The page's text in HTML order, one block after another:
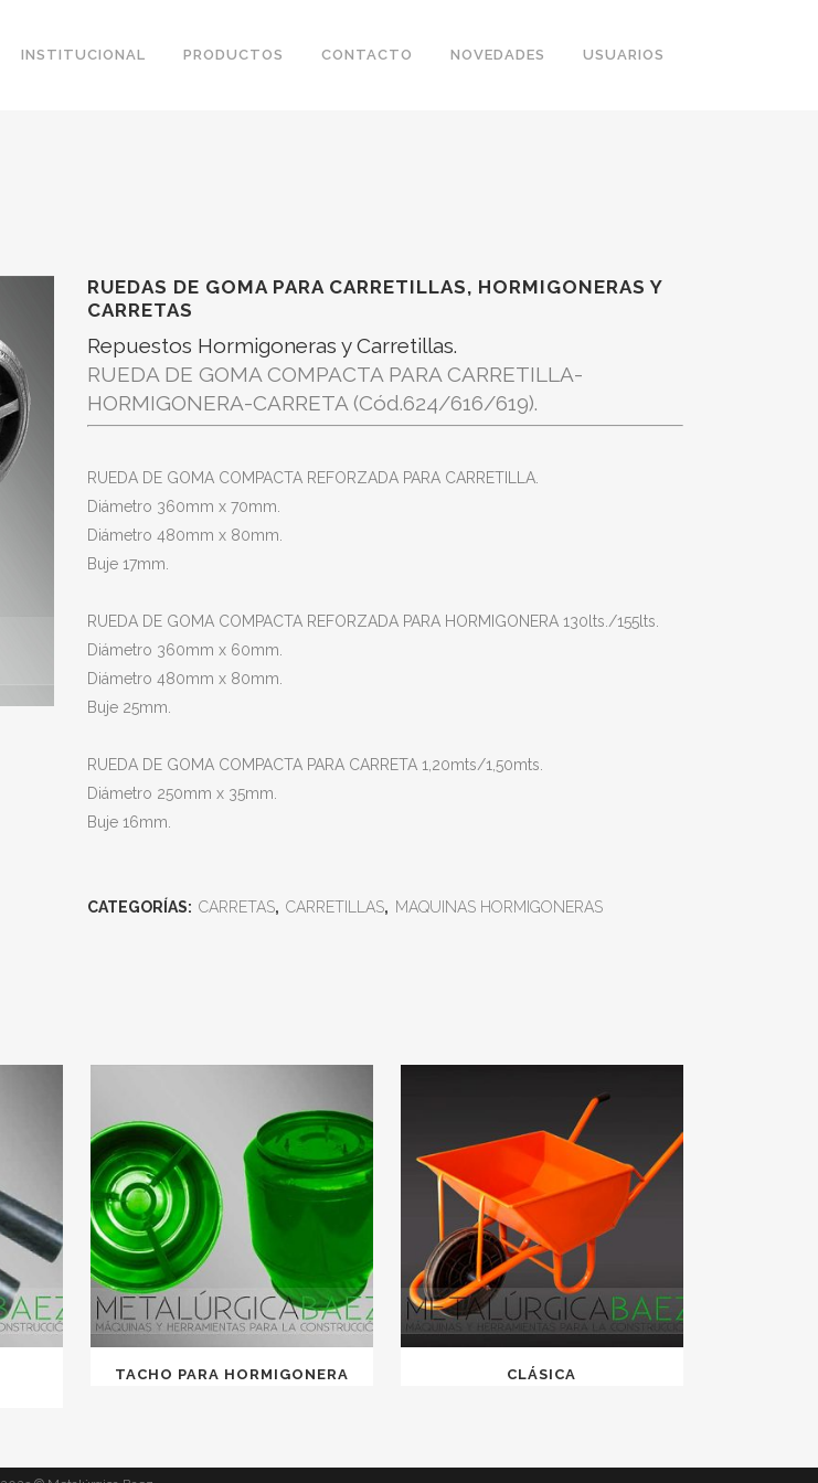
INSTITUCIONAL PRODUCTOS CONTACTO NOVEDADES USUARIOS
RUEDAS DE GOMA PARA CARRETILLAS, HORMIGONERAS Y
CARRETAS
Repuestos Hormigoneras y Carretillas.
RUEDA DE GOMA COMPACTA PARA CARRETILLA-
HORMIGONERA-CARRETA (Cód.624/616/619).
RUEDA DE GOMA COMPACTA REFORZADA PARA CARRETILLA.
Diámetro 360mm x 70mm.
Diámetro 480mm x 80mm.
Buje 17mm.
RUEDA DE GOMA COMPACTA REFORZADA PARA HORMIGONERA 130lts./155lts.
Diámetro 360mm x 60mm.
Diámetro 480mm x 80mm.
Buje 25mm.
RUEDA DE GOMA COMPACTA PARA CARRETA 1,20mts/1,50mts.
Diámetro 250mm x 35mm.
Buje 16mm.
CATEGORÍAS: CARRETAS, CARRETILLAS, MAQUINAS HORMIGONERAS
TACHO PARA HORMIGONERA CLÁSICA